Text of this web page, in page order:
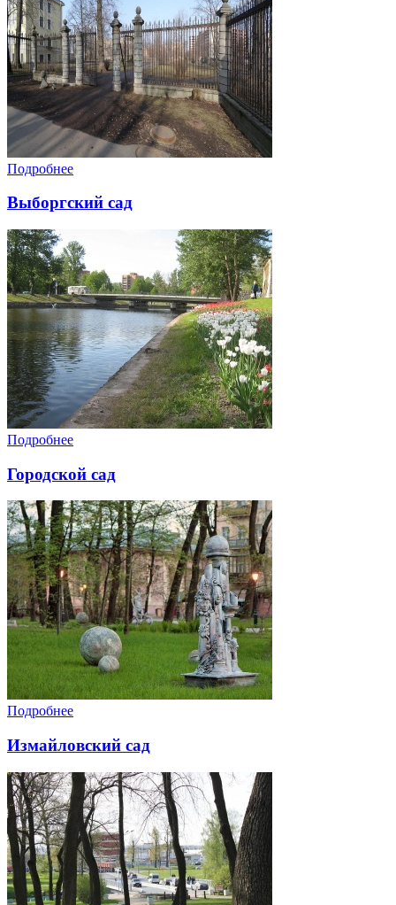
Подробнее
Выборгский сад
Подробнее
Городской сад
Подробнее
Измайловский сад